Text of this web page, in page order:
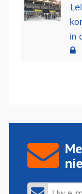
in